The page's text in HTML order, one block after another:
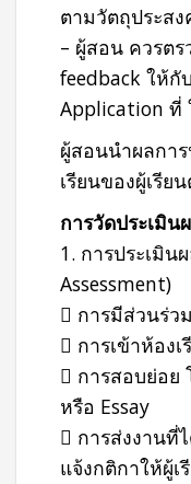
ตามวัตถุประสง
– ผู้สอน ควรต
feedback ให้
Application ที่
ผู้สอนนำผลกา
เรียนของผู้เรีย
การวัดประเมิ
1. การประเมิน
Assessment)
 การมีส่วนร่ว
 การเข้าห้องเ
 การสอบย่อย
หรือ Essay
 การส่งงานที่
แจ้งกติกาให้ผู้เ